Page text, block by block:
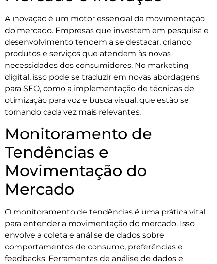
A inovação é um motor essencial da movimentação
do mercado. Empresas que investem em pesquisa e
desenvolvimento tendem a se destacar, criando
produtos e serviços que atendem às novas
necessidades dos consumidores. No marketing
digital, isso pode se traduzir em novas abordagens
para SEO, como a implementação de técnicas de
otimização para voz e busca visual, que estão se
tornando cada vez mais relevantes.
Monitoramento de
Tendências e
Movimentação do
Mercado
O monitoramento de tendências é uma prática vital
para entender a movimentação do mercado. Isso
envolve a coleta e análise de dados sobre
comportamentos de consumo, preferências e
feedbacks. Ferramentas de análise de dados e